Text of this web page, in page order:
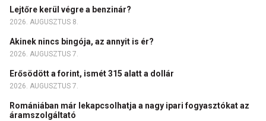
Lejtőre kerül végre a benzinár?
2026. AUGUSZTUS 8.
Akinek nincs bingója, az annyit is ér?
2026. AUGUSZTUS 7.
Erősödött a forint, ismét 315 alatt a dollár
2026. AUGUSZTUS 7.
Romániában már lekapcsolhatja a nagy ipari fogyasztókat az
áramszolgáltató